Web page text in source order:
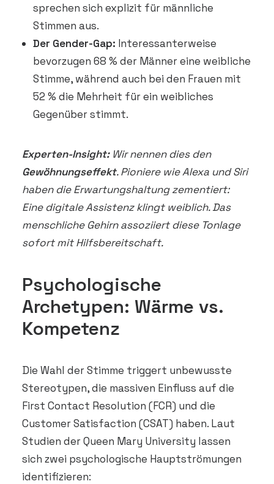
sprechen sich explizit für männliche
Stimmen aus.
Der Gender-Gap: Interessanterweise
bevorzugen 68 % der Männer eine weibliche
Stimme, während auch bei den Frauen mit
52 % die Mehrheit für ein weibliches
Gegenüber stimmt.
Experten-Insight:Wir nennen dies den
Gewöhnungseffekt. Pioniere wie Alexa und Siri
haben die Erwartungshaltung zementiert:
Eine digitale Assistenz klingt weiblich. Das
menschliche Gehirn assoziiert diese Tonlage
sofort mit Hilfsbereitschaft.
Psychologische
Archetypen: Wärme vs.
Kompetenz
Die Wahl der Stimme triggert unbewusste
Stereotypen, die massiven Einfluss auf die
First Contact Resolution (FCR) und die
Customer Satisfaction (CSAT) haben. Laut
Studien der Queen Mary University lassen
sich zwei psychologische Hauptströmungen
identifizieren: